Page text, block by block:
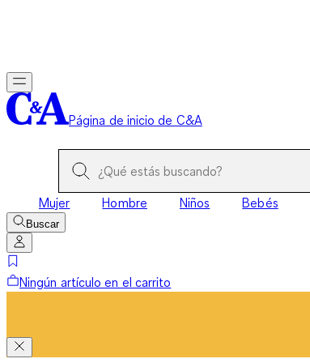
Página de inicio de C&A
Mujer Hombre Niños Bebés
Buscar
Ningún artículo en el carrito